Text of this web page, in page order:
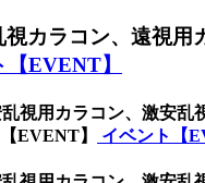
カラコン、遠視
EVENT】
視用カラコン、激安
EVENT】
イベント【